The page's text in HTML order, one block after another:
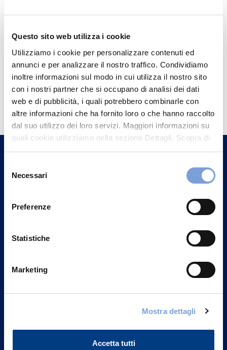
Questo sito web utilizza i cookie
Utilizziamo i cookie per personalizzare contenuti ed
annunci e per analizzare il nostro traffico. Condividiamo
inoltre informazioni sul modo in cui utilizza il nostro sito
con i nostri partner che si occupano di analisi dei dati
web e di pubblicità, i quali potrebbero combinarle con
altre informazioni che ha fornito loro o che hanno raccolto
dal suo utilizzo dei loro servizi. Maggiori informazioni su
quali cookie utilizziamo nella sezione Dettagli. Scopra di
più su chi siamo, come può contattarci e come trattiamo i
può trovare nel footer del sito nella sezione "Informativa
delNecessari
Preferenze
Statistiche
Marketing
Mostra dettagli
Accetta tutti
Hai bisogno di
informazioni?
Trova l'Agenzia più vicina a te e parla con
un nostro Agente.
Vittoria Assicurazioni S.p.A.